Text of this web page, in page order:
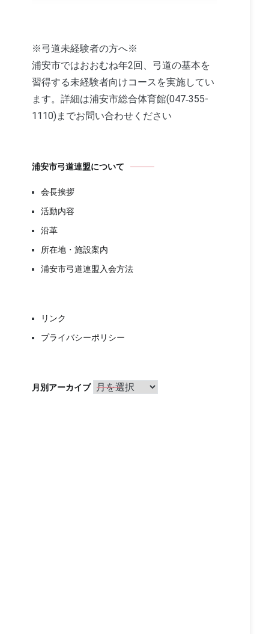
※弓道未経験者の方へ※
浦安市ではおおむね年2回、弓道の基本を
習得する未経験者向けコースを実施してい
ます。詳細は浦安市総合体育館(047‐355-
1110)までお問い合わせください
浦安市弓道連盟について
会長挨拶
活動内容
沿革
所在地・施設案内
浦安市弓道連盟入会方法
リンク
プライバシーポリシー
月別アーカイブ 月
別